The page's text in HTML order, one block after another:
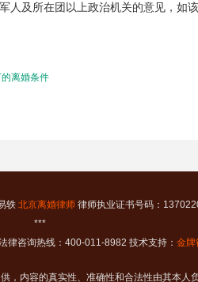
人及所在团以上政治机关的意见，如
离婚条件
轶 北京离婚律师律师执业证书号码：
***
咨询热线：400-011-8982 技术支持： 金牌
内容的真实性、准确性和合法性由其本人